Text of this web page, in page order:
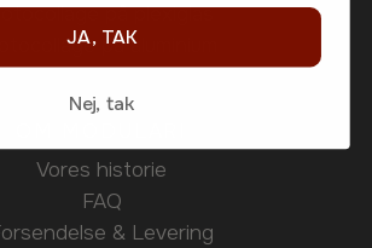
Fotocollage på plexiglas
Fotocollage på aluminium
Vores historie
FAQ
Forsendelse & Levering
JA, TAK
Nej, tak